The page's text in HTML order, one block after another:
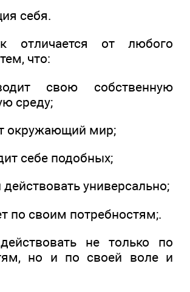
себя.
отличается от любого
что:
свою собственную
среду;
окружающий мир;
себе подобных;
действовать универсально;
по своим потребностям;.
не только по
но и по своей воле и